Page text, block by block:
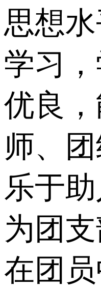
思想
学习
优良
师、团
乐于
为团支
在团